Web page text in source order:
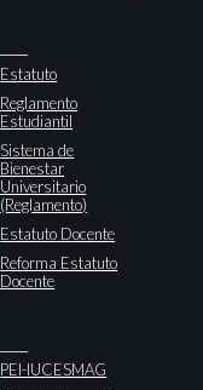
Estatuto
Reglamento
Estudiantil
Sistema de
Bienestar
Universitario
(Reglamento)
Estatuto Docente
Reforma Estatuto
Docente
PEI-IUCESMAG